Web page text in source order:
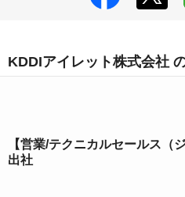
KDDIアイレット株式会社
【営業/テクニカルセールス（
出社